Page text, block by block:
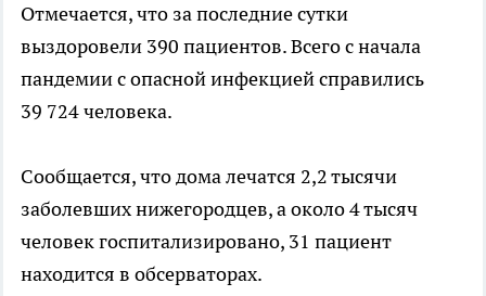
Отмечается, что за последние сутки
выздоровели 390 пациентов. Всего с начала
пандемии с опасной инфекцией справились
39 724 человека.
Сообщается, что дома лечатся 2,2 тысячи
заболевших нижегородцев, а около 4 тысяч
человек госпитализировано, 31 пациент
находится в обсерваторах.